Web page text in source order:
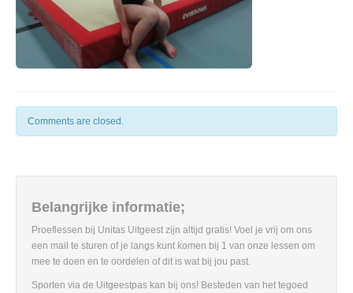
Comments are closed.
Belangrijke informatie;
Proeflessen bij Unitas Uitgeest zijn altijd gratis! Voel je vrij om ons
een mail te sturen of je langs kunt komen bij 1 van onze lessen om
mee te doen en te oordelen of dit is wat bij jou past.
Sporten via de Uitgeestpas kan bij ons! Besteden van het tegoed